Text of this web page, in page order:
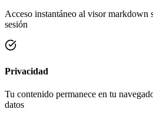
Acceso instantáneo al visor markdown
sesión
Privacidad
Tu contenido permanece en tu
datos